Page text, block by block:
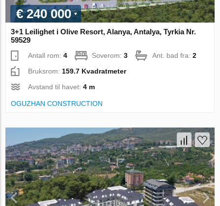
€ 240 000
3+1 Leilighet i Olive Resort, Alanya, Antalya, Tyrkia Nr.
59529
Antall rom:4 Soverom:3 Ant. bad fra:2
Bruksrom: 159.7 Kvadratmeter
Avstand til havet:4 m
OGUZHAN CONSTRUCTION